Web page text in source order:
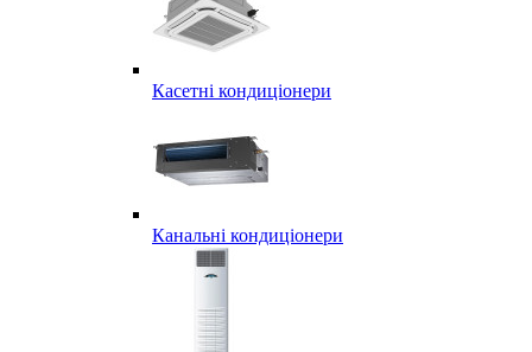
Касетні кондиціонери
Канальні кондиціонери